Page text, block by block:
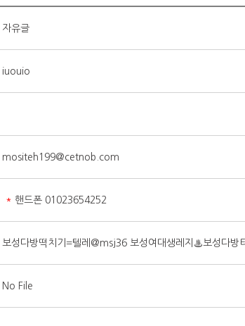
자유글
iuouio
mositeh199@cetnob.com
* 핸드폰 01023654252
보성다방떡치기=텔레@msj36 보성여대생레지♨보성다방
No File